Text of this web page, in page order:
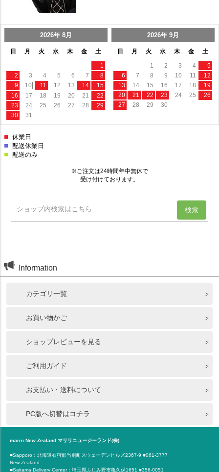
Information
カテゴリ一覧
お買い物かご
ショップレビューを見る
ご利用ガイド
お支払い・送料について
PC版へ切替はコチラ
mariri New Zealand マリリニュージーランド(株)
■Sapporo：北海道石狩郡当別町スウェーデンヒルズ2367-9 #061-3777
New Zealand
■Saitama Delivery Center：埼玉県ふじみ野市亀久保1651 #356-0051